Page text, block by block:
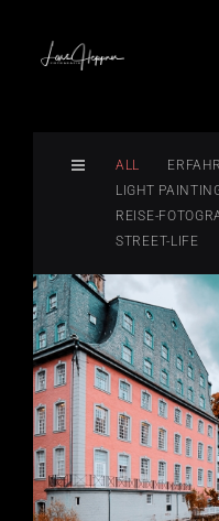
ALL
LIGHT
REISE-
STREET-LIFE